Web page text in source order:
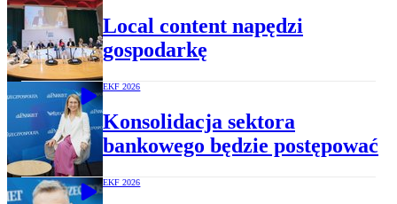
Local content napędzi
gospodarkę
EKF 2026
Konsolidacja sektora
bankowego będzie postępować
EKF 2026